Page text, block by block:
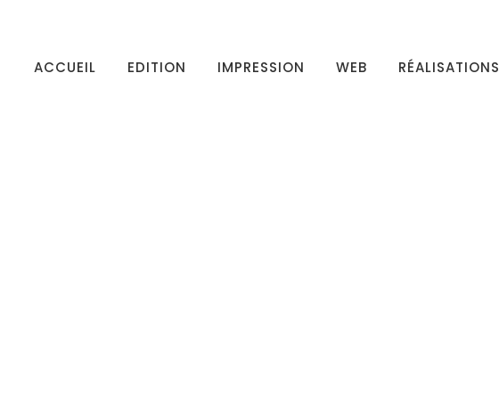
ACCUEIL EDITION IMPRESSION WEB RÉALISATIONS